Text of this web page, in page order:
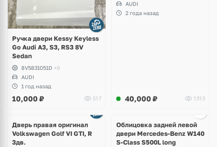
Ручка двери Kessy Keyless
Go Audi A3, S3, RS3 8V
Sedan
8V5831051D +9
AUDI
1 год назад
10,000 ₽ 517
AUDI
2 года назад
40,000 ₽ 1313
Дверь правая оригинал
Volkswagen Golf VI GTI, R
3дв.
Облицовка задней левой
двери Mercedes-Benz W140
S-Class S500L long